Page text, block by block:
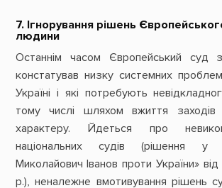
7. Ігнорування рішень
людини
Останнім часом Європейський суд
констатував низку системних
Україні і які потребують
тому числі шляхом вжиття заходів
характеру. Йдеться про
національних судів (рішення у
Миколайович Іванов проти України»
р.), неналежне вмотивування рішень